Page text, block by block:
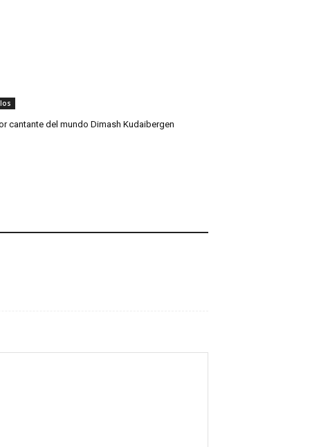
cantante del mundo Dimash Kudaibergen